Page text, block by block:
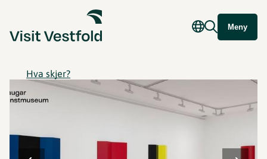
Meny
Hva skjer?